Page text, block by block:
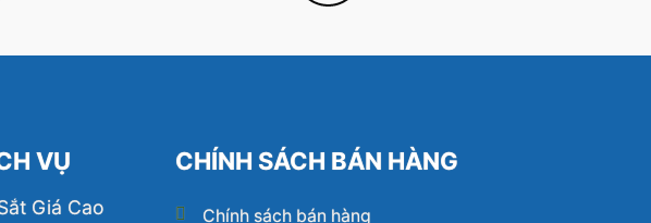
VỤ
Giá Cao
CHÍNH SÁCH BÁN HÀNG
Chính sách bán hàng